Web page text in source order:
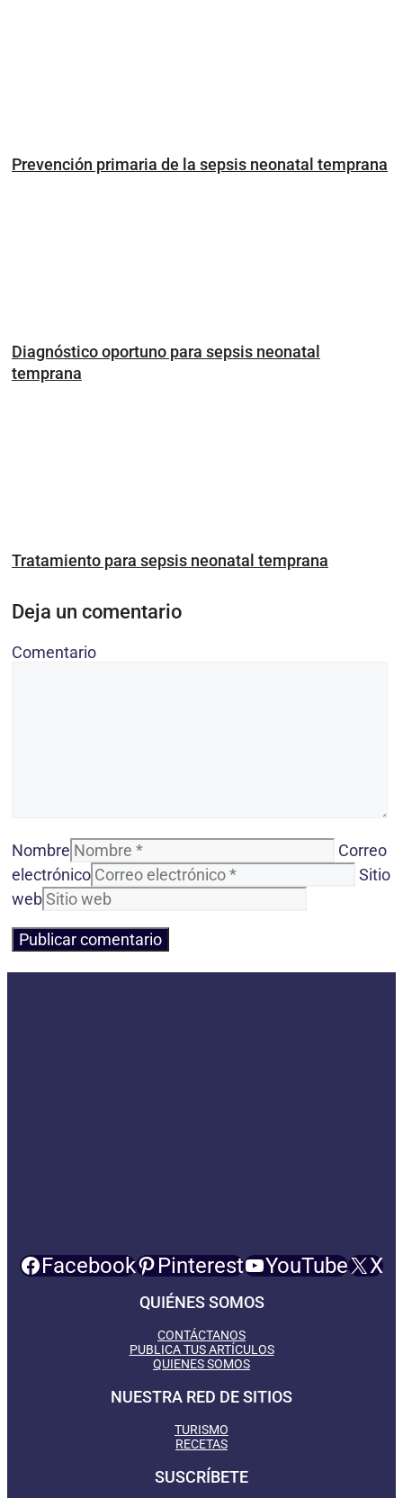
Prevención primaria de la sepsis neonatal temprana
Diagnóstico oportuno para sepsis neonatal
temprana
Tratamiento para sepsis neonatal temprana
Deja un comentario
Comentario
Nombre
Correo
electrónico
Sitio
web
Facebook Pinterest YouTube X
QUIÉNES SOMOS
CONTÁCTANOS
PUBLICA TUS ARTÍCULOS
QUIENES SOMOS
NUESTRA RED DE SITIOS
TURISMO
RECETAS
SUSCRÍBETE